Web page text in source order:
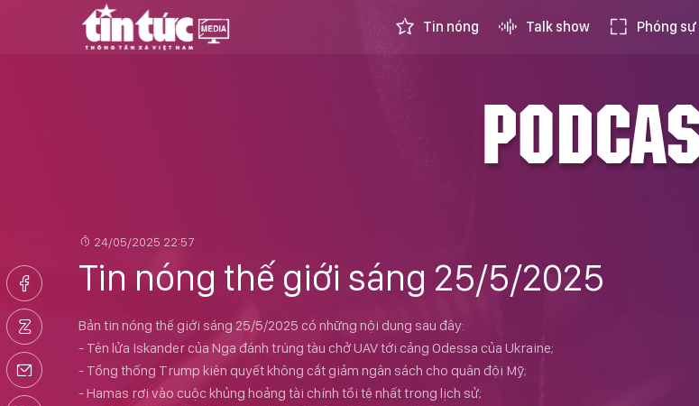
Tin nóng Talk show Phóng sự
24/05/2025 22:57
Tin nóng thế giới sáng 25/5/2025
Bản tin nóng thế giới sáng 25/5/2025 có những nội dung sau đây:
- Tên lửa Iskander của Nga đánh trúng tàu chở UAV tới cảng Odessa của Ukraine;
- Tổng thống Trump kiên quyết không cắt giảm ngân sách cho quân đội Mỹ;
- Hamas rơi vào cuộc khủng hoảng tài chính tồi tệ nhất trong lịch sử;